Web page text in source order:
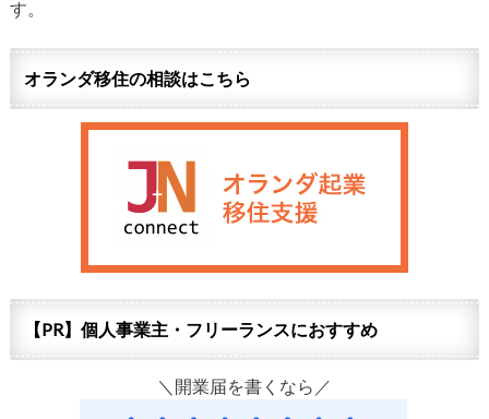
す。
オランダ移住の相談はこちら
【PR】個人事業主・フリーランスにおすすめ
＼開業届を書くなら／